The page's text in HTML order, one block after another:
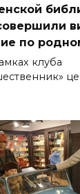
по
клуба